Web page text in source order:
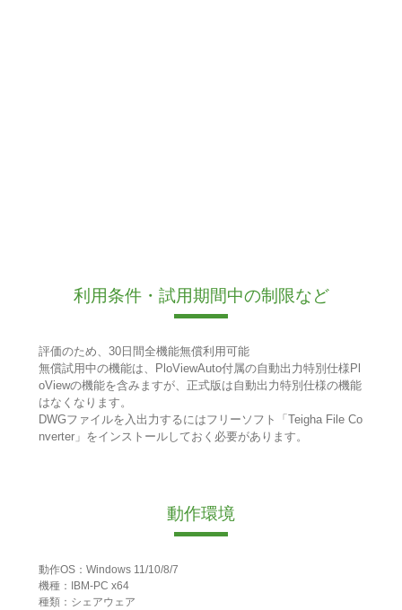
利用条件・試用期間中の制限など
評価のため、30日間全機能無償利用可能
無償試用中の機能は、PloViewAuto付属の自動出力特別仕様Pl
oViewの機能を含みますが、正式版は自動出力特別仕様の機能
はなくなります。
DWGファイルを入出力するにはフリーソフト「Teigha File Co
nverter」をインストールしておく必要があります。
動作環境
動作OS：Windows 11/10/8/7
機種：IBM-PC x64
種類：シェアウェア